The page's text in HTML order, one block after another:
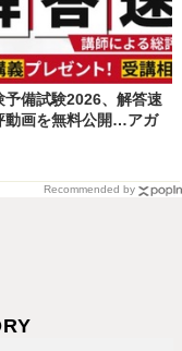
予備試験2026、解答速
動画を無料公開…アガ
Recommended by